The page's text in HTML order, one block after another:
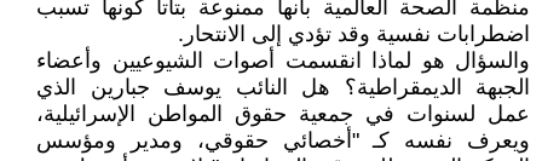
منظمة الصحة العالمية بأنها ممنوعة بتاتاً كونها تسبب
اضطرابات نفسية وقد تؤدي إلى الانتحار.
والسؤال هو لماذا انقسمت أصوات الشيوعيين وأعضاء
الجبهة الديمقراطية؟ هل النائب يوسف جبارين الذي
عمل لسنوات في جمعية حقوق المواطن الإسرائيلية،
ويعرف نفسه كـ "أخصائي حقوقي، ومدير ومؤسس